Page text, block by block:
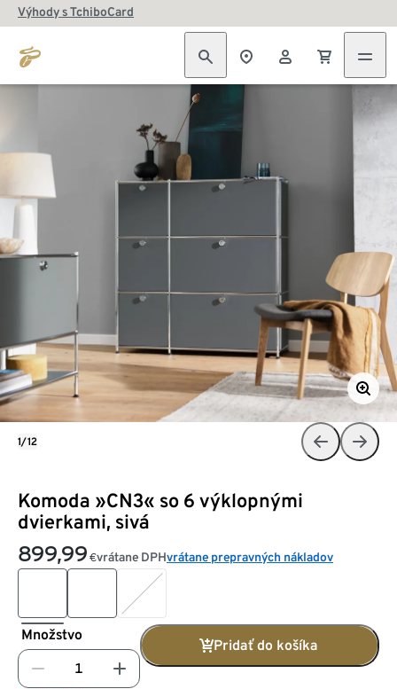
Výhody s TchiboCard
Komoda »CN3« so 6 výklopnými
dvierkami, sivá
899,99 €vrátane DPHvrátane prepravných nákladov
Množstvo
Pridať do košíka
1/12